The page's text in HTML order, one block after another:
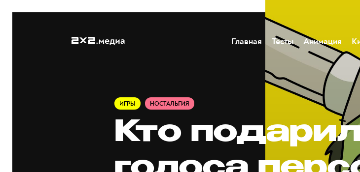
Главная Тесты Анимация
ИГРЫ НОСТАЛЬГИЯ
Кто